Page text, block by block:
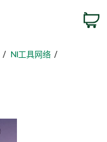
NI工具网络